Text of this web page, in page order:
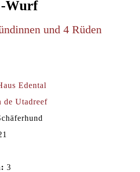
Wurf
und 4 Rüden
Edental
de Utadreef
3